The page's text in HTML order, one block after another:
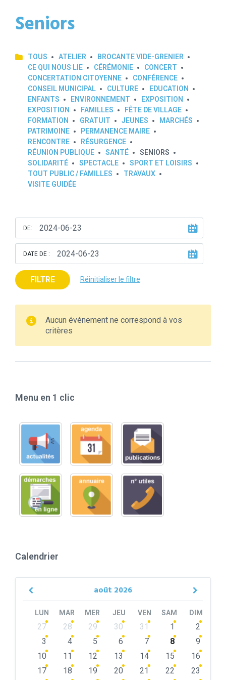
Seniors
TOUS ATELIER
BROCANTE VIDE-GRENIER
CE QUI NOUS LIE
CÉRÉMONIE
CONCERT
CONCERTATION CITOYENNE
CONFÉRENCE
CONSEIL MUNICIPAL
CULTURE
EDUCATION
ENFANTS
ENVIRONNEMENT
EXPOSITION
EXPOSITION
FAMILLES
FÊTE DE VILLAGE
FORMATION
GRATUIT JEUNES
MARCHÉS
PATRIMOINE
PERMANENCE MAIRE
RENCONTRE
RÉSURGENCE
RÉUNION PUBLIQUE
SANTÉ
SENIORS
SOLIDARITÉ
SPECTACLE
SPORT ET LOISIRS
TOUT PUBLIC / FAMILLES
TRAVAUX
VISITE GUIDÉE
DE:
DATE DE :
FILTRE Réinitialiser le filtre
Aucun événement ne correspond à vos
critères
Menu en 1 clic
Calendrier
août 2026
Previous
LUN MAR MER JEU VEN SAM DIM
Skip
calendar
27 28 29 30 31 1
2
3
4 5 6 7 8
9
10
11 12 13 14 15
16
17
18 19 20 21 22
23